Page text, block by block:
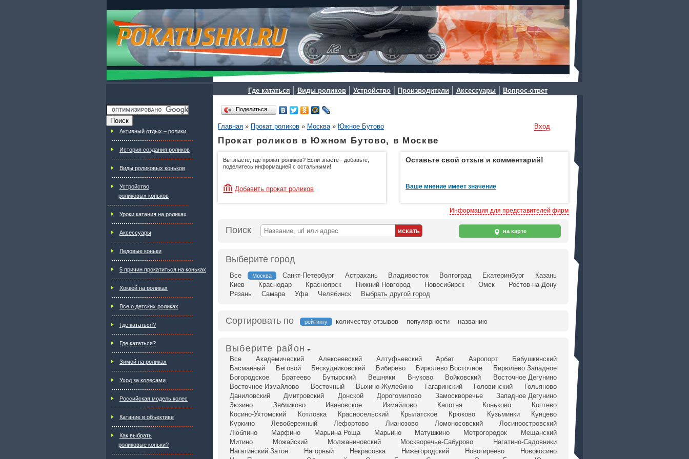
Где кататься | Виды роликов | Устройство | Производители | Аксессуары | Вопрос-ответ
Активный отдых – ролики
История создания роликов
Виды роликовых коньков
Устройство
роликовых коньков
Уроки катания на роликах
Аксессуары
Ледовые коньки
5 причин прокатиться на коньках
Хоккей на роликах
Все о детских роликах
Где кататься?
Где кататься?
Зимой на роликах
Уход за колесами
Российская модель колес
Катание в объективе
Как выбрать
роликовые коньки?
Поделиться…
Главная » Прокат роликов » Москва» Южное Бутово Вход
Прокат роликов в Южном Бутово, в Москве
Вы знаете, где прокат роликов? Если знаете - добавьте,
поделитесь информацией с остальными!
Добавить прокат роликов
Оставьте свой отзыв и комментарий!
Ваше мнение имеет значение
Информация для представителей фирм
Поиск на карте
Выберите город
Все Москва Санкт-Петербург Астрахань Владивосток Волгоград Екатеринбург
Казань
Киев
Краснодар Красноярск Нижний Новгород Новосибирск Омск
Ростов-на-Дону
Рязань
Самара Уфа Челябинск Выбрать другой город
Сортировать по рейтингу количеству отзывов популярности названию
Выберите район
Все Академический Алексеевский Алтуфьевский Арбат Аэропорт
Бабушкинский
Басманный
Беговой Бескудниковский Бибирево Бирюлёво Восточное
Бирюлёво Западное
Богородское
Братеево Бутырский Вешняки Внуково Войковский
Восточное Дегунино
Восточное Измайлово
Восточный Выхино-Жулебино Гагаринский Головинский
Гольяново
Даниловский
Дмитровский Донской Дорогомилово Замоскворечье
Западное Дегунино
Зюзино
Зябликово Ивановское Измайлово Капотня Коньково
Коптево
Косино-Ухтомский
Котловка Красносельский Крылатское Крюково Кузьминки
Кунцево
Куркино
Левобережный Лефортово Лианозово Ломоносовский
Лосиноостровский
Люблино
Марфино Марьина Роща Марьино Матушкино Метрогородок
Мещанский
Митино
Можайский Молжаниновский Москворечье-Сабурово
Нагатино-Садовники
Нагатинский Затон
Нагорный Некрасовка Нижегородский Новогиреево
Новокосино